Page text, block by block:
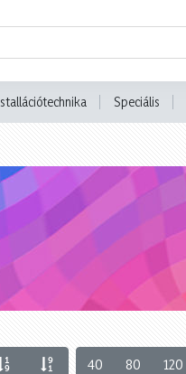
Speciális
40 80 120